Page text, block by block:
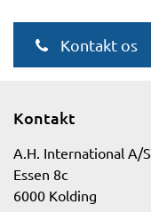
Kontakt os
Kontakt
A.H. International A/S
Essen 8c
6000 Kolding